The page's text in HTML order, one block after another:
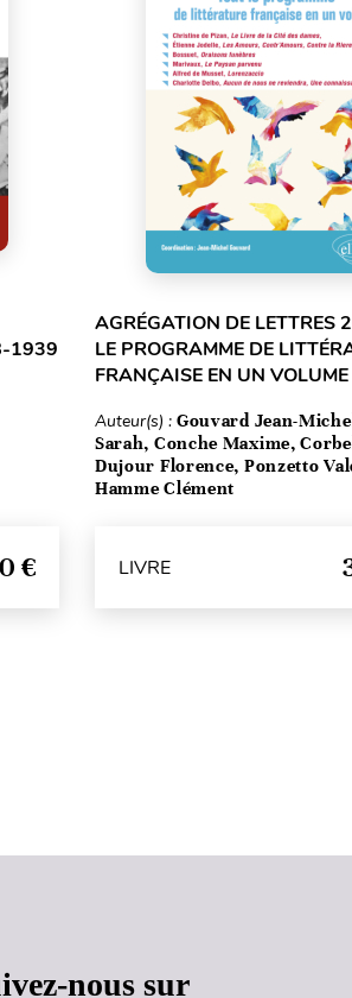
1939
€
AGRÉGATION DE LETTRES
LE PROGRAMME DE
FRANÇAISE EN UN VOLUME
Auteur(s) : Gouvard Jean-
Sarah, Conche Maxime,
Dujour Florence, Ponzetto
Hamme Clément
LIVRE
nous sur